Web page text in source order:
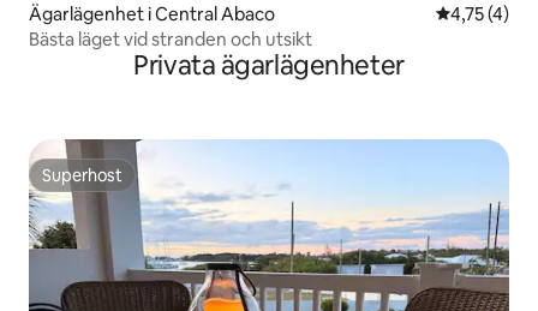
Ägarlägenhet i Central Abaco 4,75 av 5 i
4,75 (4)
Bästa läget vid stranden och utsikt
Privata ägarlägenheter
Superhost
Superhost